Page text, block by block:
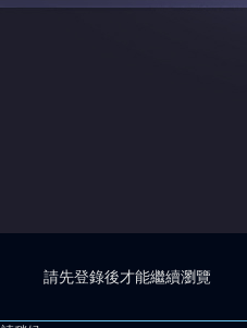
請先登錄後才能繼續瀏覽